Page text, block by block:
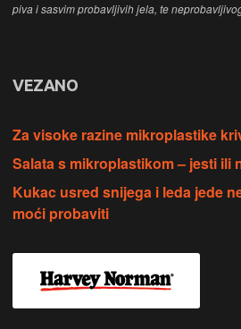
piva i sasvim probavljivih jela, te
VEZANO
Za visoke razine mikroplastike
Salata s mikroplastikom – jesti ili
Kukac usred snijega i leda jede
moći probaviti